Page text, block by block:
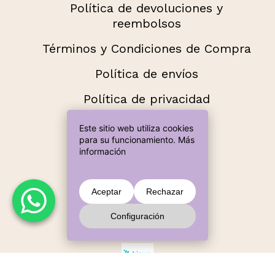
60,00 € para envío gratuito.
Subtotal:
Ver Carrito Finalizar Compra
Política de devoluciones y
reembolsos
Términos y Condiciones de Compra
Política de envíos
Política de privacidad
Este sitio web utiliza cookies
para su funcionamiento. Más
información
Aceptar Rechazar
Configuración